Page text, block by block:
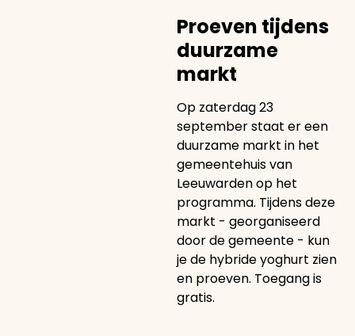
Proeven tijdens
duurzame
markt
Op zaterdag 23
september staat er een
duurzame markt in het
gemeentehuis van
Leeuwarden op het
programma. Tijdens deze
markt - georganiseerd
door de gemeente - kun
je de hybride yoghurt zien
en proeven. Toegang is
gratis.